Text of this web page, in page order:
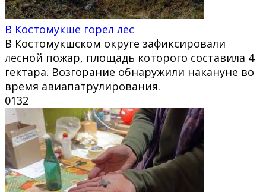
В Костомукше горел лес
В Костомукшском округе зафиксировали
лесной пожар, площадь которого составила 4
гектара. Возгорание обнаружили накануне во
время авиапатрулирования.
0132